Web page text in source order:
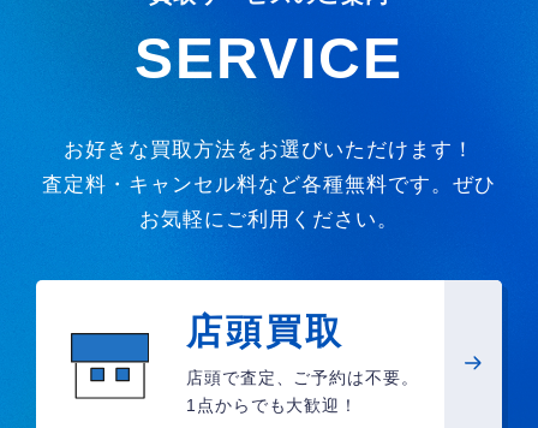
SERVICE
お好きな買取方法をお選びいただけます！
査定料・キャンセル料など各種無料です。ぜひ
お気軽にご利用ください。
店頭買取
店頭で査定、ご予約は不要。
1点からでも大歓迎！